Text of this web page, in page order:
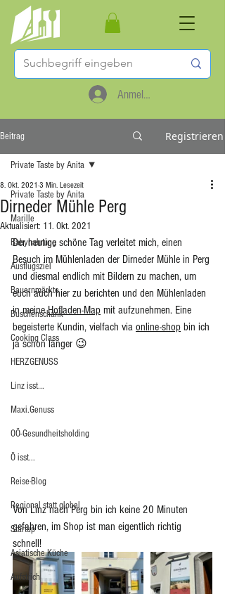
Anmelden
Beitrag Registrieren
Private Taste by Anita
Marille
Babynahrung
Ausflugsziel
Bauernmärkte
Buschenschank
Cooking Class
HERZGENUSS
Linz isst...
Maxi.Genuss
OÖ-Gesundheitsholding
Ö isst...
Reise-Blog
Regional statt global
Startup
Asiatische Küche
Aufstrich
Private Taste by Anita
Dirneder Mühle Perg
8. Okt. 2021 3 Min. Lesezeit
Aktualisiert: 11. Okt. 2021
Der heutige schöne Tag verleitet mich, einen
Besuch im Mühlenladen der Dirneder Mühle in Perg
und diesmal endlich mit Bildern zu machen, um
euch auch hier zu berichten und den Mühlenladen
in meine Hofladen-Map mit aufzunehmen. Eine
begeisterte Kundin, vielfach via online-shop bin ich
ja schon länger 😉
Von Linz nach Perg bin ich keine 20 Minuten
gefahren, im Shop ist man eigentlich richtig
schnell!